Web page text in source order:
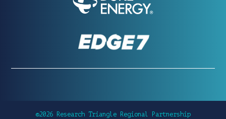
©2026 Research Triangle Regional Partnership